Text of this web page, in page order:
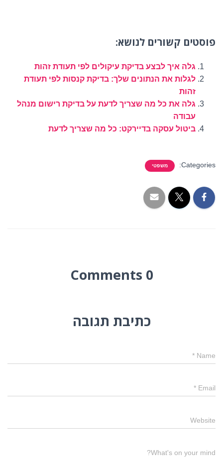
פוסטים קשורים לנושא:
גלה איך לבצע בדיקת עיקולים לפי תעודת זהות
לגלות את הנתונים שלך: בדיקת קנסות לפי תעודת
זהות
גלה את כל מה שצריך לדעת על בדיקת רישום מנהל
עבודה
ביטול עסקה בדיירקט: כל מה שצריך לדעת
Categories: משפטי
0 Comments
כתיבת תגובה
Name
*
Email
*
Website
What's on your mind?